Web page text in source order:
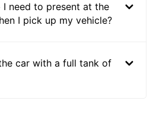
need to present at the
I pick up my vehicle?
car with a full tank of